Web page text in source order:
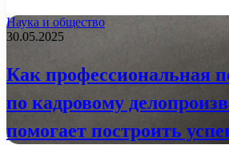
Наука и общество
30.05.2025
Как профессиональная
по кадровому
помогает построить